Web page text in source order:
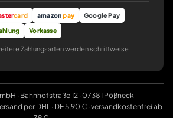
card amazonpay
Google Pay
Vorkasse
Zahlungsarten werden schrittweise
· Bahnhofstraße 12 · 07381 Pößneck
per DHL · DE 5,90 € · versandkostenfrei ab